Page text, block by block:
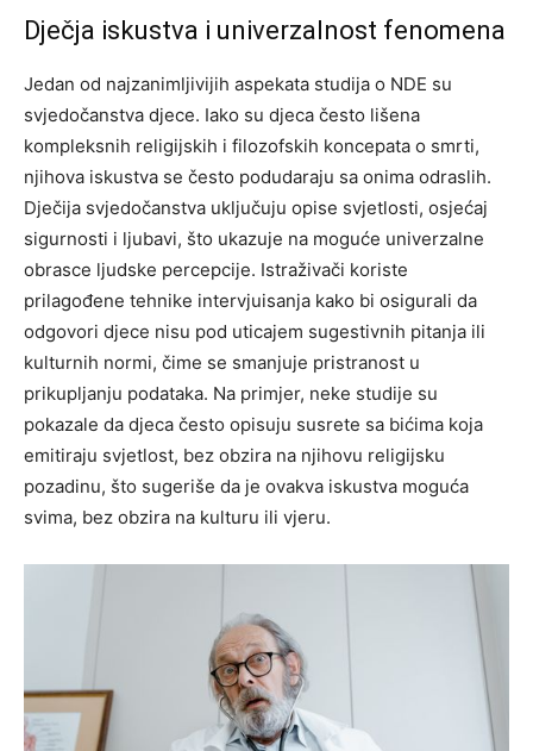
Dječja iskustva i univerzalnost fenomena
Jedan od najzanimljivijih aspekata studija o NDE su
svjedočanstva djece. Iako su djeca često lišena
kompleksnih religijskih i filozofskih koncepata o smrti,
njihova iskustva se često podudaraju sa onima odraslih.
Dječija svjedočanstva uključuju opise svjetlosti, osjećaj
sigurnosti i ljubavi, što ukazuje na moguće univerzalne
obrasce ljudske percepcije. Istraživači koriste
prilagođene tehnike intervjuisanja kako bi osigurali da
odgovori djece nisu pod uticajem sugestivnih pitanja ili
kulturnih normi, čime se smanjuje pristranost u
prikupljanju podataka. Na primjer, neke studije su
pokazale da djeca često opisuju susrete sa bićima koja
emitiraju svjetlost, bez obzira na njihovu religijsku
pozadinu, što sugeriše da je ovakva iskustva moguća
svima, bez obzira na kulturu ili vjeru.